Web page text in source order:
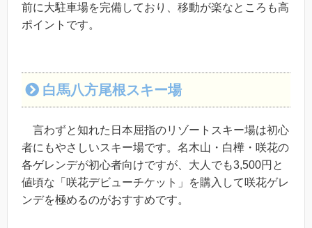
前に大駐車場を完備しており、移動が楽なところも高
ポイントです。
白馬八方尾根スキー場
言わずと知れた日本屈指のリゾートスキー場は初心
者にもやさしいスキー場です。名木山・白樺・咲花の
各ゲレンデが初心者向けですが、大人でも3,500円と
値頃な「咲花デビューチケット」を購入して咲花ゲレ
ンデを極めるのがおすすめです。